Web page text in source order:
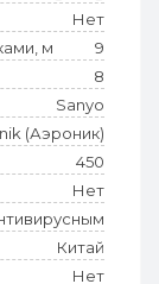
Нет
м
9
8
Sanyo
(Аэроник)
450
Нет
Китай
Нет